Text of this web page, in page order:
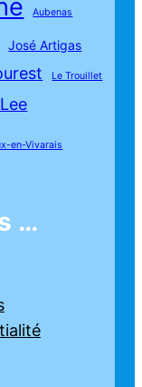
Aubenas
José Artigas
Le Trouillet
en-Vivarais
…